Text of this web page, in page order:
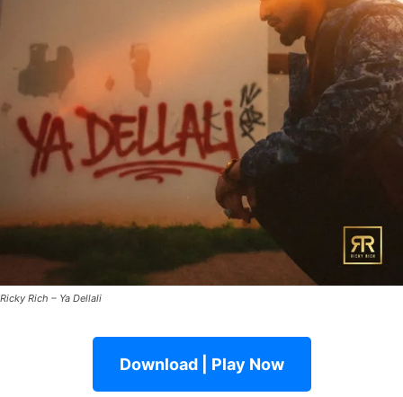
Ricky Rich – Ya Dellali
Download | Play Now